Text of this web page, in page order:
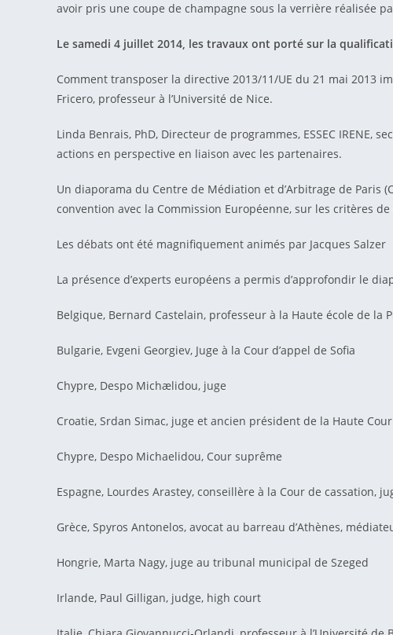
avoir pris une coupe de champagne sous la verrière réalisée
Le samedi 4 juillet 2014, les travaux ont porté sur la
Comment transposer la directive 2013/11/UE du 21 mai 2013
Fricero, professeur à l’Université de Nice.
Linda Benrais, PhD, Directeur de programmes, ESSEC
actions en perspective en liaison avec les partenaires.
Un diaporama du Centre de Médiation et d’Arbitrage de Paris
convention avec la Commission Européenne, sur les critères
Les débats ont été magnifiquement animés par Jacques Salzer
La présence d’experts européens a permis d’approfondir le
Belgique, Bernard Castelain, professeur à la Haute école de
Bulgarie, Evgeni Georgiev, Juge à la Cour d’appel de Sofia
Chypre, Despo Michælidou, juge
Croatie, Srdan Simac, juge et ancien président de la Haute
Chypre, Despo Michaelidou, Cour suprême
Espagne, Lourdes Arastey, conseillère à la Cour de cassation,
Grèce, Spyros Antonelos, avocat au barreau d’Athènes,
Hongrie, Marta Nagy, juge au tribunal municipal de Szeged
Irlande, Paul Gilligan, judge, high court